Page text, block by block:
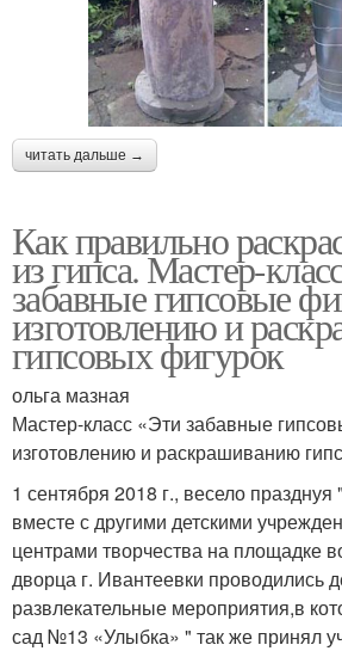
читать дальше →
Как правильно
из гипса. Мастер-
забавные гипсовые
изготовлению и
гипсовых фигурок
ольга мазная
Мастер-класс «Эти забавные
изготовлению и раскрашиванию
1 сентября 2018 г., весело
вместе с другими детскими
центрами творчества на площадке
дворца г. Ивантеевки проводились
развлекательные мероприятия,в
сад №13 «Улыбка» " так же принял